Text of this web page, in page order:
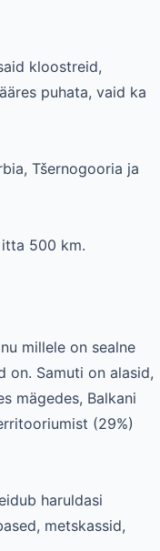
kloostreid,
puhata, vaid ka
Tšernogooria ja
itta 500 km.
millele on sealne
on. Samuti on alasid,
mägedes, Balkani
(29%)
haruldasi
metskassid,